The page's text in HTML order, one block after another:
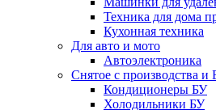
Техника для дома
Кухонная техника
Для авто и мото
Автоэлектроника
Снятое с производства и
Кондиционеры БУ
Холодильники БУ